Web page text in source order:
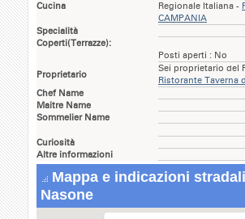
Cucina
Regionale Italiana -
CAMPANIA
Specialità
Coperti(Terrazze):
Posti aperti : No
Proprietario
Sei proprietario del
Ristorante Taverna
Chef Name
Maitre Name
Sommelier Name
Curiosità
Altre informazioni
Mappa e indicazioni
Nasone